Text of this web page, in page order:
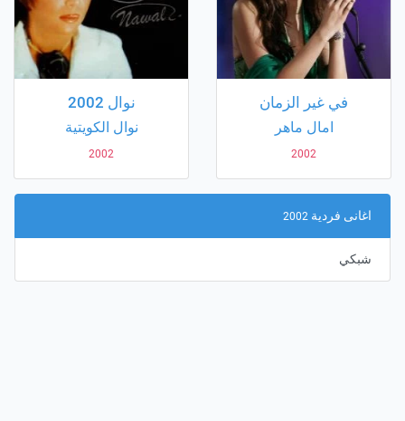
في غير الزمان
امال ماهر
2002
نوال 2002
نوال الكويتية
2002
اغانى فردية 2002
شبكي